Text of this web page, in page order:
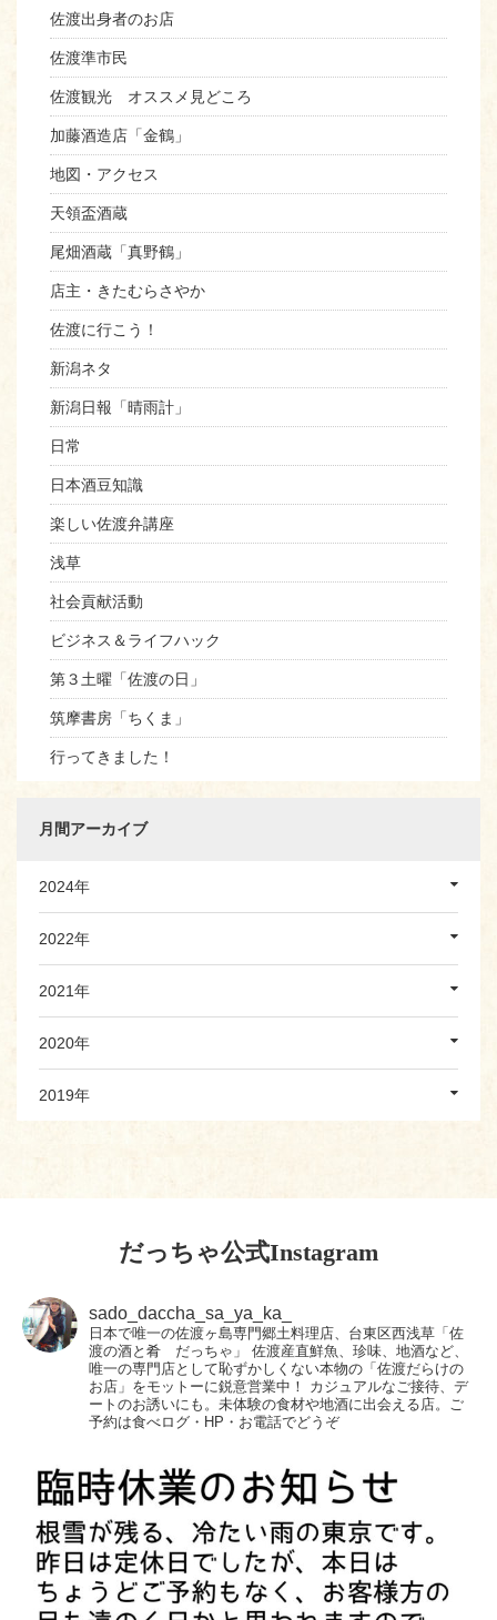
佐渡出身者のお店
佐渡準市民
佐渡観光 オススメ見どころ
加藤酒造店「金鶴」
地図・アクセス
天領盃酒蔵
尾畑酒蔵「真野鶴」
店主・きたむらさやか
佐渡に行こう！
新潟ネタ
新潟日報「晴雨計」
日常
日本酒豆知識
楽しい佐渡弁講座
浅草
社会貢献活動
ビジネス＆ライフハック
第３土曜「佐渡の日」
筑摩書房「ちくま」
行ってきました！
月間アーカイブ
2024年
2022年
2021年
2020年
2019年
だっちゃ公式Instagram
sado_daccha_sa_ya_ka_
日本で唯一の佐渡ヶ島専門郷土料理店、台東区西浅草「佐
渡の酒と肴 だっちゃ」
佐渡産直鮮魚、珍味、地酒など、
唯一の専門店として恥ずかしくない本物の「佐渡だらけの
お店」をモットーに鋭意営業中！
カジュアルなご接待、デ
ートのお誘いにも。未体験の食材や地酒に出会える店。ご
予約は食べログ・HP・お電話でどうぞ